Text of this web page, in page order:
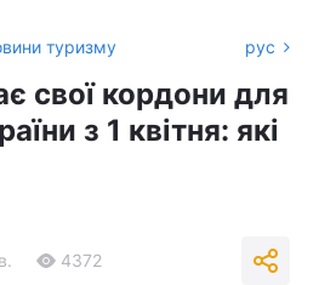
туризму рус
свої кордони для
з 1 квітня: які
4372